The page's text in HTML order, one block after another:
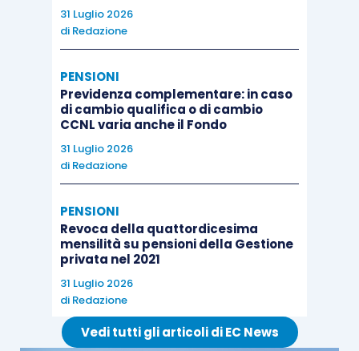
31 Luglio 2026
di Redazione
PENSIONI
Previdenza complementare: in caso
di cambio qualifica o di cambio
CCNL varia anche il Fondo
31 Luglio 2026
di Redazione
PENSIONI
Revoca della quattordicesima
mensilità su pensioni della Gestione
privata nel 2021
31 Luglio 2026
di Redazione
Vedi tutti gli articoli di EC News